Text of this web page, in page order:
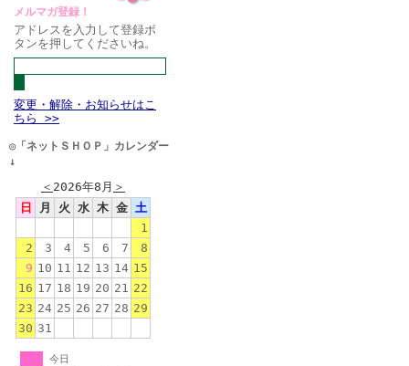
メルマガ登録！
アドレスを入力して登録ボ
タンを押してくださいね。
変更・解除・お知らせはこ
ちら >>
◎「ネットＳＨＯＰ」カレンダー
↓
＜ 2026年8月 ＞
日
月 火 水 木 金 土
1
2
3 4 5 6 7
8
9 10 11 12 13 14 15
16 17 18 19 20 21 22
23 24 25 26 27 28 29
30 31
今日